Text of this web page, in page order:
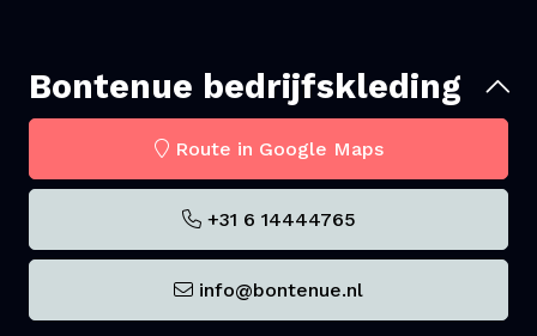
Bontenue bedrijfskleding
Route in Google Maps
+31 6 14444765
info@bontenue.nl